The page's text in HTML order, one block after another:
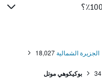
الجزيرة الشمالية 18,027
34 بوكيكوهي موتل